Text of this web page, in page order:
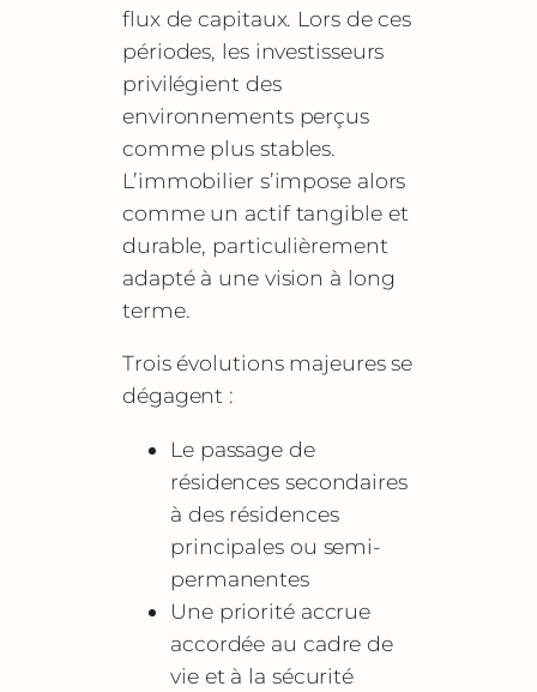
flux de capitaux. Lors de ces
périodes, les investisseurs
privilégient des
environnements perçus
comme plus stables.
L’immobilier s’impose alors
comme un actif tangible et
durable, particulièrement
adapté à une vision à long
terme.
Trois évolutions majeures se
dégagent :
Le passage de
résidences secondaires
à des résidences
principales ou semi-
permanentes
Une priorité accrue
accordée au cadre de
vie et à la sécurité